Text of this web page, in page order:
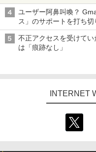
ち・ざ・ろーど！その
ユーザー阿鼻叫喚？
ス」のサポートを打ち切
不正アクセスを受けて
は「痕跡なし」
INTERNET